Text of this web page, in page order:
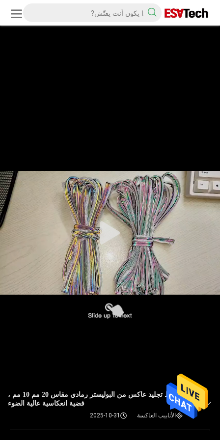
شريط تجليد عاكس من البوليستر رمادي مقاس 20 مم 10 مم ،
فضية انعكاسية عالية الضوء
الأنابيب العاكسة 2025-10-31